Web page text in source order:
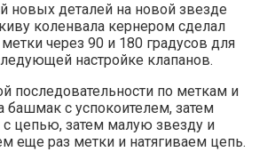
новых деталей на новой звезде
коленвала кернером сделал
через 90 и 180 градусов для
настройке клапанов.
последовательности по меткам и
башмак с успокоителем, затем
цепью, затем малую звезду и
еще раз метки и натягиваем цепь.